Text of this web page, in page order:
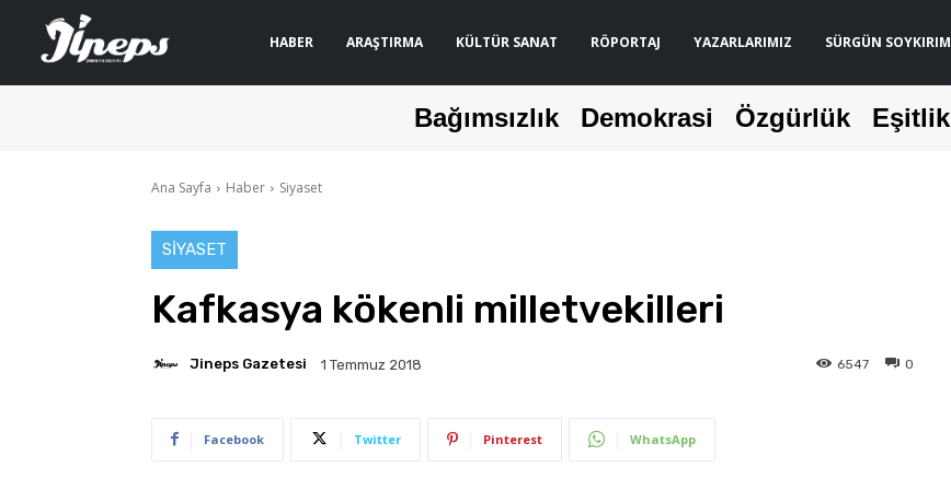
HABER ARAŞTIRMA KÜLTÜR SANAT RÖPORTAJ YAZARLARIMIZ SÜRGÜN SOYKIRIM
Bağımsızlık Demokrasi Özgürlük Eşitlik
Ana Sayfa Haber Siyaset
SIYASET
Kafkasya kökenli milletvekilleri
Jineps Gazetesi 1 Temmuz 2018 0
6547
Facebook Twitter Pinterest WhatsApp